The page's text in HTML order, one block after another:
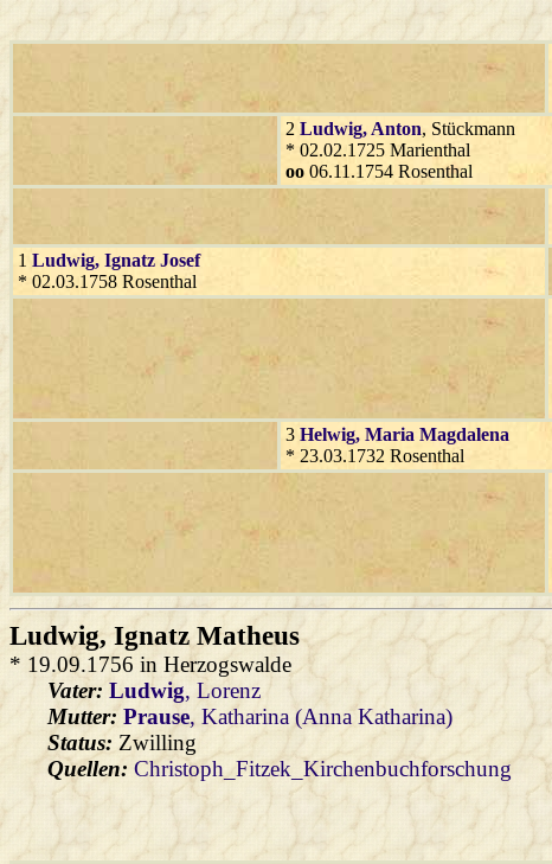
2 Ludwig, Anton, Stückmann
* 02.02.1725 Marienthal
oo 06.11.1754 Rosenthal
1 Ludwig, Ignatz Josef
* 02.03.1758 Rosenthal
3 Helwig, Maria Magdalena
* 23.03.1732 Rosenthal
Ludwig, Ignatz Matheus
* 19.09.1756 in Herzogswalde
Vater: Ludwig, Lorenz
Mutter:Prause, Katharina (Anna Katharina)
Status: Zwilling
Quellen: Christoph_Fitzek_Kirchenbuchforschung